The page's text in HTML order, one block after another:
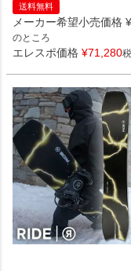
送料無料
メーカー希望小売価格 ¥
のところ
エレスポ価格 ¥71,280